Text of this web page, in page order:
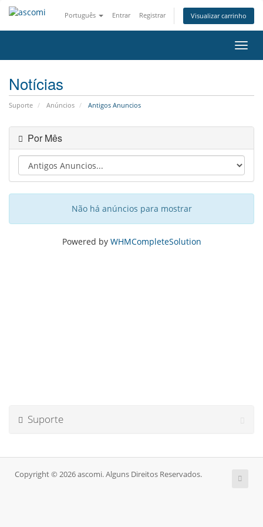
Português Entrar Registrar Visualizar carrinho
Notícias
Suporte Anúncios Antigos Anuncios
Por Mês
Não há anúncios para mostrar
Powered by WHMCompleteSolution
Suporte
Copyright © 2026 ascomi. Alguns Direitos Reservados.